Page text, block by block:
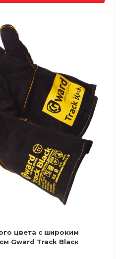
цвета с широким
Gward Track Blacк